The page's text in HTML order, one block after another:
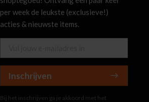
per week de leukste (exclusieve!)
acties & nieuwste items.
Inschrijven
Bij het inschrijven ga je akkoord met het